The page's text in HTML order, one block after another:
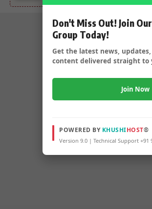
Don't Miss Out! Join
Group Today!
Get the latest news,
content delivered straight to
Join Now
POWERED BY KHUSHIHOST®
Version 9.0 | Technical Support +91